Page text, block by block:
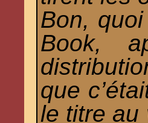
Bon,
Book,
que
le titre au